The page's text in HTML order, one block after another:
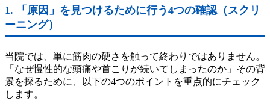
1. 「原因」を見つけるために行う4つの確認（スクリ
ーニング）
当院では、単に筋肉の硬さを触って終わりではありません。
「なぜ慢性的な頭痛や首こりが続いてしまったのか」その背
景を探るために、以下の4つのポイントを重点的にチェック
します。